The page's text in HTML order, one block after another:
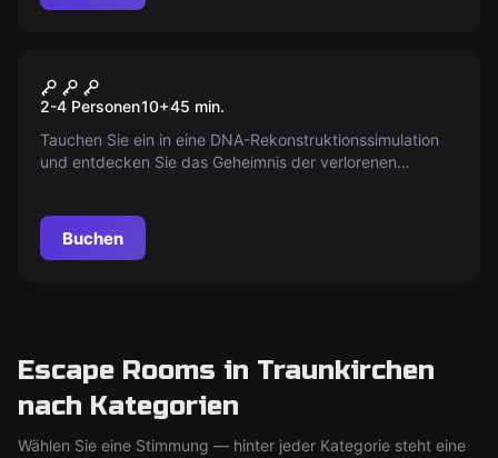
Escape the Lost Pyramid VR
2-4 Personen10+45 min.
Tauchen Sie ein in eine DNA-Rekonstruktionssimulation
und entdecken Sie das Geheimnis der verlorenen
Buchen
Escape Rooms in Traunkirchen
nach Kategorien
Wählen Sie eine Stimmung — hinter jeder Kategorie steht eine